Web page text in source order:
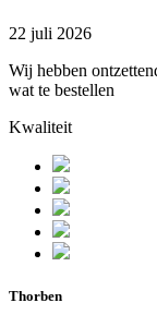
22 juli 2026
Wij hebben
wat te bestellen
Kwaliteit
Thorben